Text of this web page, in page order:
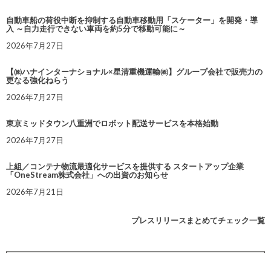
自動車船の荷役中断を抑制する自動車移動用「スケーター」を開発・導
入 ～自力走行できない車両を約5分で移動可能に～
2026年7月27日
【㈱ハナインターナショナル×星清重機運輸㈱】グループ会社で販売力の
更なる強化ねらう
2026年7月27日
東京ミッドタウン八重洲でロボット配送サービスを本格始動
2026年7月27日
上組／コンテナ物流最適化サービスを提供する スタートアップ企業
「OneStream株式会社」への出資のお知らせ
2026年7月21日
プレスリリースまとめてチェック一覧